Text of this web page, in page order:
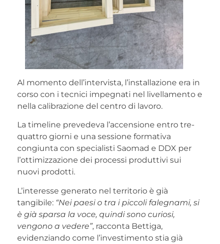
Al momento dell’intervista, l’installazione era in
corso con i tecnici impegnati nel livellamento e
nella calibrazione del centro di lavoro.
La timeline prevedeva l’accensione entro tre-
quattro giorni e una sessione formativa
congiunta con specialisti Saomad e DDX per
l’ottimizzazione dei processi produttivi sui
nuovi prodotti.
L’interesse generato nel territorio è già
tangibile: “Nei paesi o tra i piccoli falegnami, si
è già sparsa la voce, quindi sono curiosi,
vengono a vedere”, racconta Bettiga,
evidenziando come l’investimento stia già